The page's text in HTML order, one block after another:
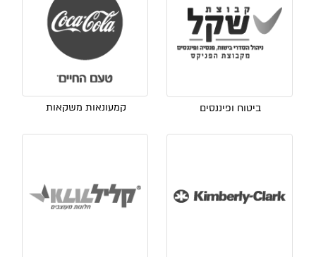
ביטוח ופיננסים קמעונאות משקאות